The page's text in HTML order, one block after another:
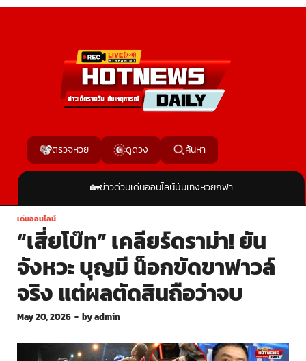
ตรวจหวย ดูดวง ค้นหา
🏡ข่าวด่วนเด่นออนไลน์บันเทิงหวยกีฬา
เด่นออนไลน์
“เสี่ยโบ๊ท” เคลียร์ดราม่า! ยัน
จังหวะ บุญมี น็อกขัดขาฟาวล์
จริง แต่ผลตัดสินถือว่าจบ
May 20, 2026 - byadmin